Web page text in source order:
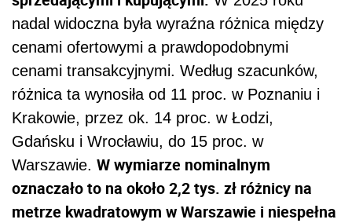
nadal widoczna była wyraźna różnica między
cenami ofertowymi a prawdopodobnymi
cenami transakcyjnymi. Według szacunków,
różnica ta wynosiła od 11 proc. w Poznaniu i
Krakowie, przez ok. 14 proc. w Łodzi,
Gdańsku i Wrocławiu, do 15 proc. w
Warszawie. W wymiarze nominalnym
oznaczało to na około 2,2 tys. zł różnicy na
metrze kwadratowym w Warszawie i niespełna